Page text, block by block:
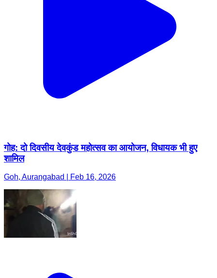
गोह: दो दिवसीय देवकुंड महोत्सव का आयोजन, विधायक भी हुए
शामिल
Goh, Aurangabad | Feb 16, 2026